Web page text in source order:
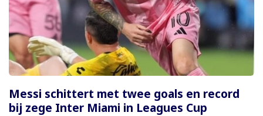
Messi schittert met twee goals en record
bij zege Inter Miami in Leagues Cup